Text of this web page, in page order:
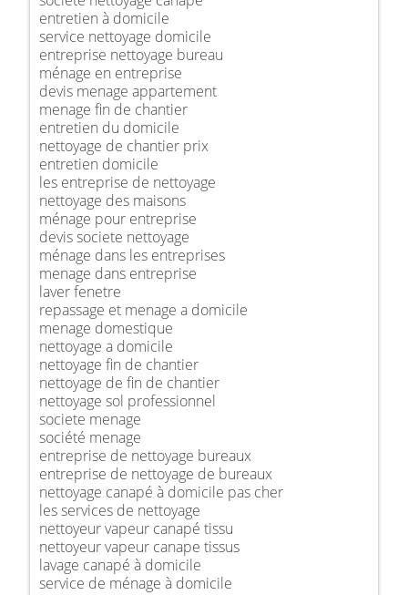
entretien à domicile
service nettoyage domicile
entreprise nettoyage bureau
ménage en entreprise
devis menage appartement
menage fin de chantier
entretien du domicile
nettoyage de chantier prix
entretien domicile
les entreprise de nettoyage
nettoyage des maisons
ménage pour entreprise
devis societe nettoyage
ménage dans les entreprises
menage dans entreprise
laver fenetre
repassage et menage a domicile
menage domestique
nettoyage a domicile
nettoyage fin de chantier
nettoyage de fin de chantier
nettoyage sol professionnel
societe menage
société menage
entreprise de nettoyage bureaux
entreprise de nettoyage de bureaux
nettoyage canapé à domicile pas cher
les services de nettoyage
nettoyeur vapeur canapé tissu
nettoyeur vapeur canape tissus
lavage canapé à domicile
service de ménage à domicile